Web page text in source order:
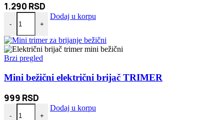
1.290 RSD
-
LED svetlo u ritmu muzike količina
+
Dodaj u korpu
Brzi pregled
Mini bežični električni brijač TRIMER
999 RSD
-
Mini bežični električni brijač TRIMER količina
+
Dodaj u korpu